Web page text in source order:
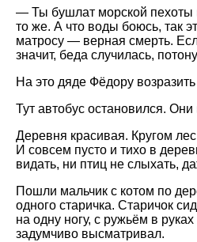
— Ты бушлат морской пехоты
то же. А что воды боюсь, так
матросу — верная смерть.
значит, беда случилась,
На это дяде Фёдору
Тут автобус остановился.
Деревня красивая. Кругом
И совсем пусто и тихо в
видать, ни птиц не слыхать,
Пошли мальчик с котом по
одного старичка. Старичок
на одну ногу, с ружьём в
задумчиво высматривал.